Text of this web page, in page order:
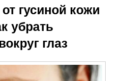
гусиной кожи
убрать
глаз